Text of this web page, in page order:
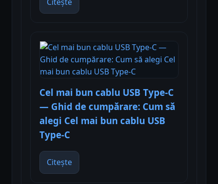
Cel mai bun cablu USB Type-C
— Ghid de cumpărare: Cum să
alegi Cel mai bun cablu USB
Type-C
Citește